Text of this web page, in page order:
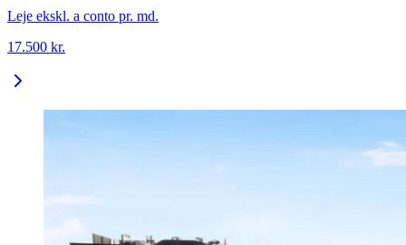
Leje ekskl. a conto pr. md.
17.500 kr.